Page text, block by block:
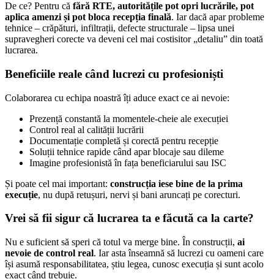
De ce? Pentru că fără RTE, autoritățile pot opri lucrările, pot
aplica amenzi și pot bloca recepția finală. Iar dacă apar probleme
tehnice – crăpături, infiltrații, defecte structurale – lipsa unei
supravegheri corecte va deveni cel mai costisitor „detaliu” din toată
lucrarea.
Beneficiile reale când lucrezi cu profesioniști
Colaborarea cu echipa noastră îți aduce exact ce ai nevoie:
Prezență constantă la momentele-cheie ale execuției
Control real al calității lucrării
Documentație completă și corectă pentru recepție
Soluții tehnice rapide când apar blocaje sau dileme
Imagine profesionistă în fața beneficiarului sau ISC
Și poate cel mai important: construcția iese bine de la prima
execuție, nu după retușuri, nervi și bani aruncați pe corecturi.
Vrei să fii sigur că lucrarea ta e făcută ca la carte?
Nu e suficient să speri că totul va merge bine. În construcții, ai
nevoie de control real. Iar asta înseamnă să lucrezi cu oameni care
își asumă responsabilitatea, știu legea, cunosc execuția și sunt acolo
exact când trebuie.